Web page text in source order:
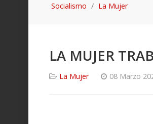
Socialismo La Mujer
LA MUJER
La Mujer 08 Marzo